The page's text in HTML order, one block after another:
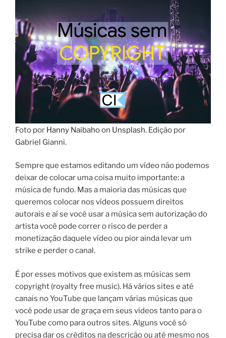
Foto por Hanny Naibahoon Unsplash. Edição por
Gabriel Gianni.
Sempre que estamos editando um vídeo não podemos
deixar de colocar uma coisa muito importante: a
música de fundo. Mas a maioria das músicas que
queremos colocar nos vídeos possuem direitos
autorais e aí se você usar a música sem autorização do
artista você pode correr o risco de perder a
monetização daquele vídeo ou pior ainda levar um
strike e perder o canal.
É por esses motivos que existem as músicas sem
copyright (royalty free music). Há vários sites e até
canais no YouTube que lançam várias músicas que
você pode usar de graça em seus vídeos tanto para o
YouTube como para outros sites. Alguns você só
precisa dar os créditos na descrição ou até mesmo nos